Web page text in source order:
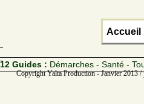
Accueil
12 Guides : Démarches - Santé -
Copyright Yalta Production - Janvier 2013